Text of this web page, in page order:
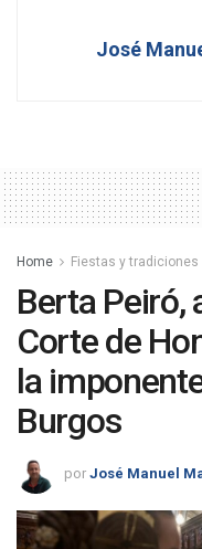
José
Home Fiestas y tradiciones
Berta Peiró,
Corte de
la
Burgos
por José Manuel